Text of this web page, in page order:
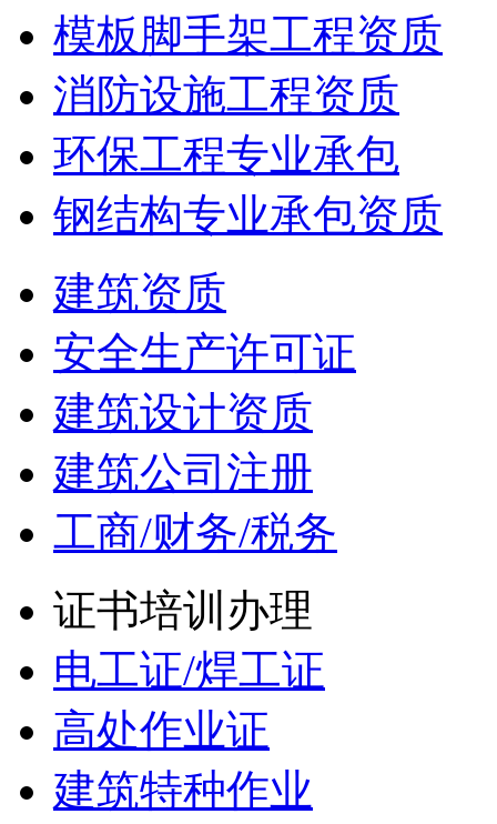
模板脚手架工程资质
消防设施工程资质
环保工程专业承包
钢结构专业承包资质
建筑资质
安全生产许可证
建筑设计资质
建筑公司注册
工商/财务/税务
证书培训办理
电工证/焊工证
高处作业证
建筑特种作业